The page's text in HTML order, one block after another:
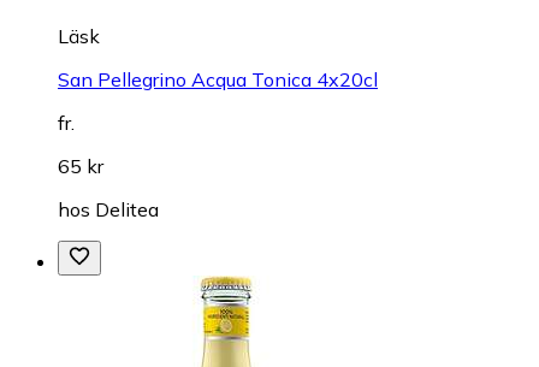
Läsk
San Pellegrino Acqua Tonica 4x20cl
fr.
65 kr
hos Delitea